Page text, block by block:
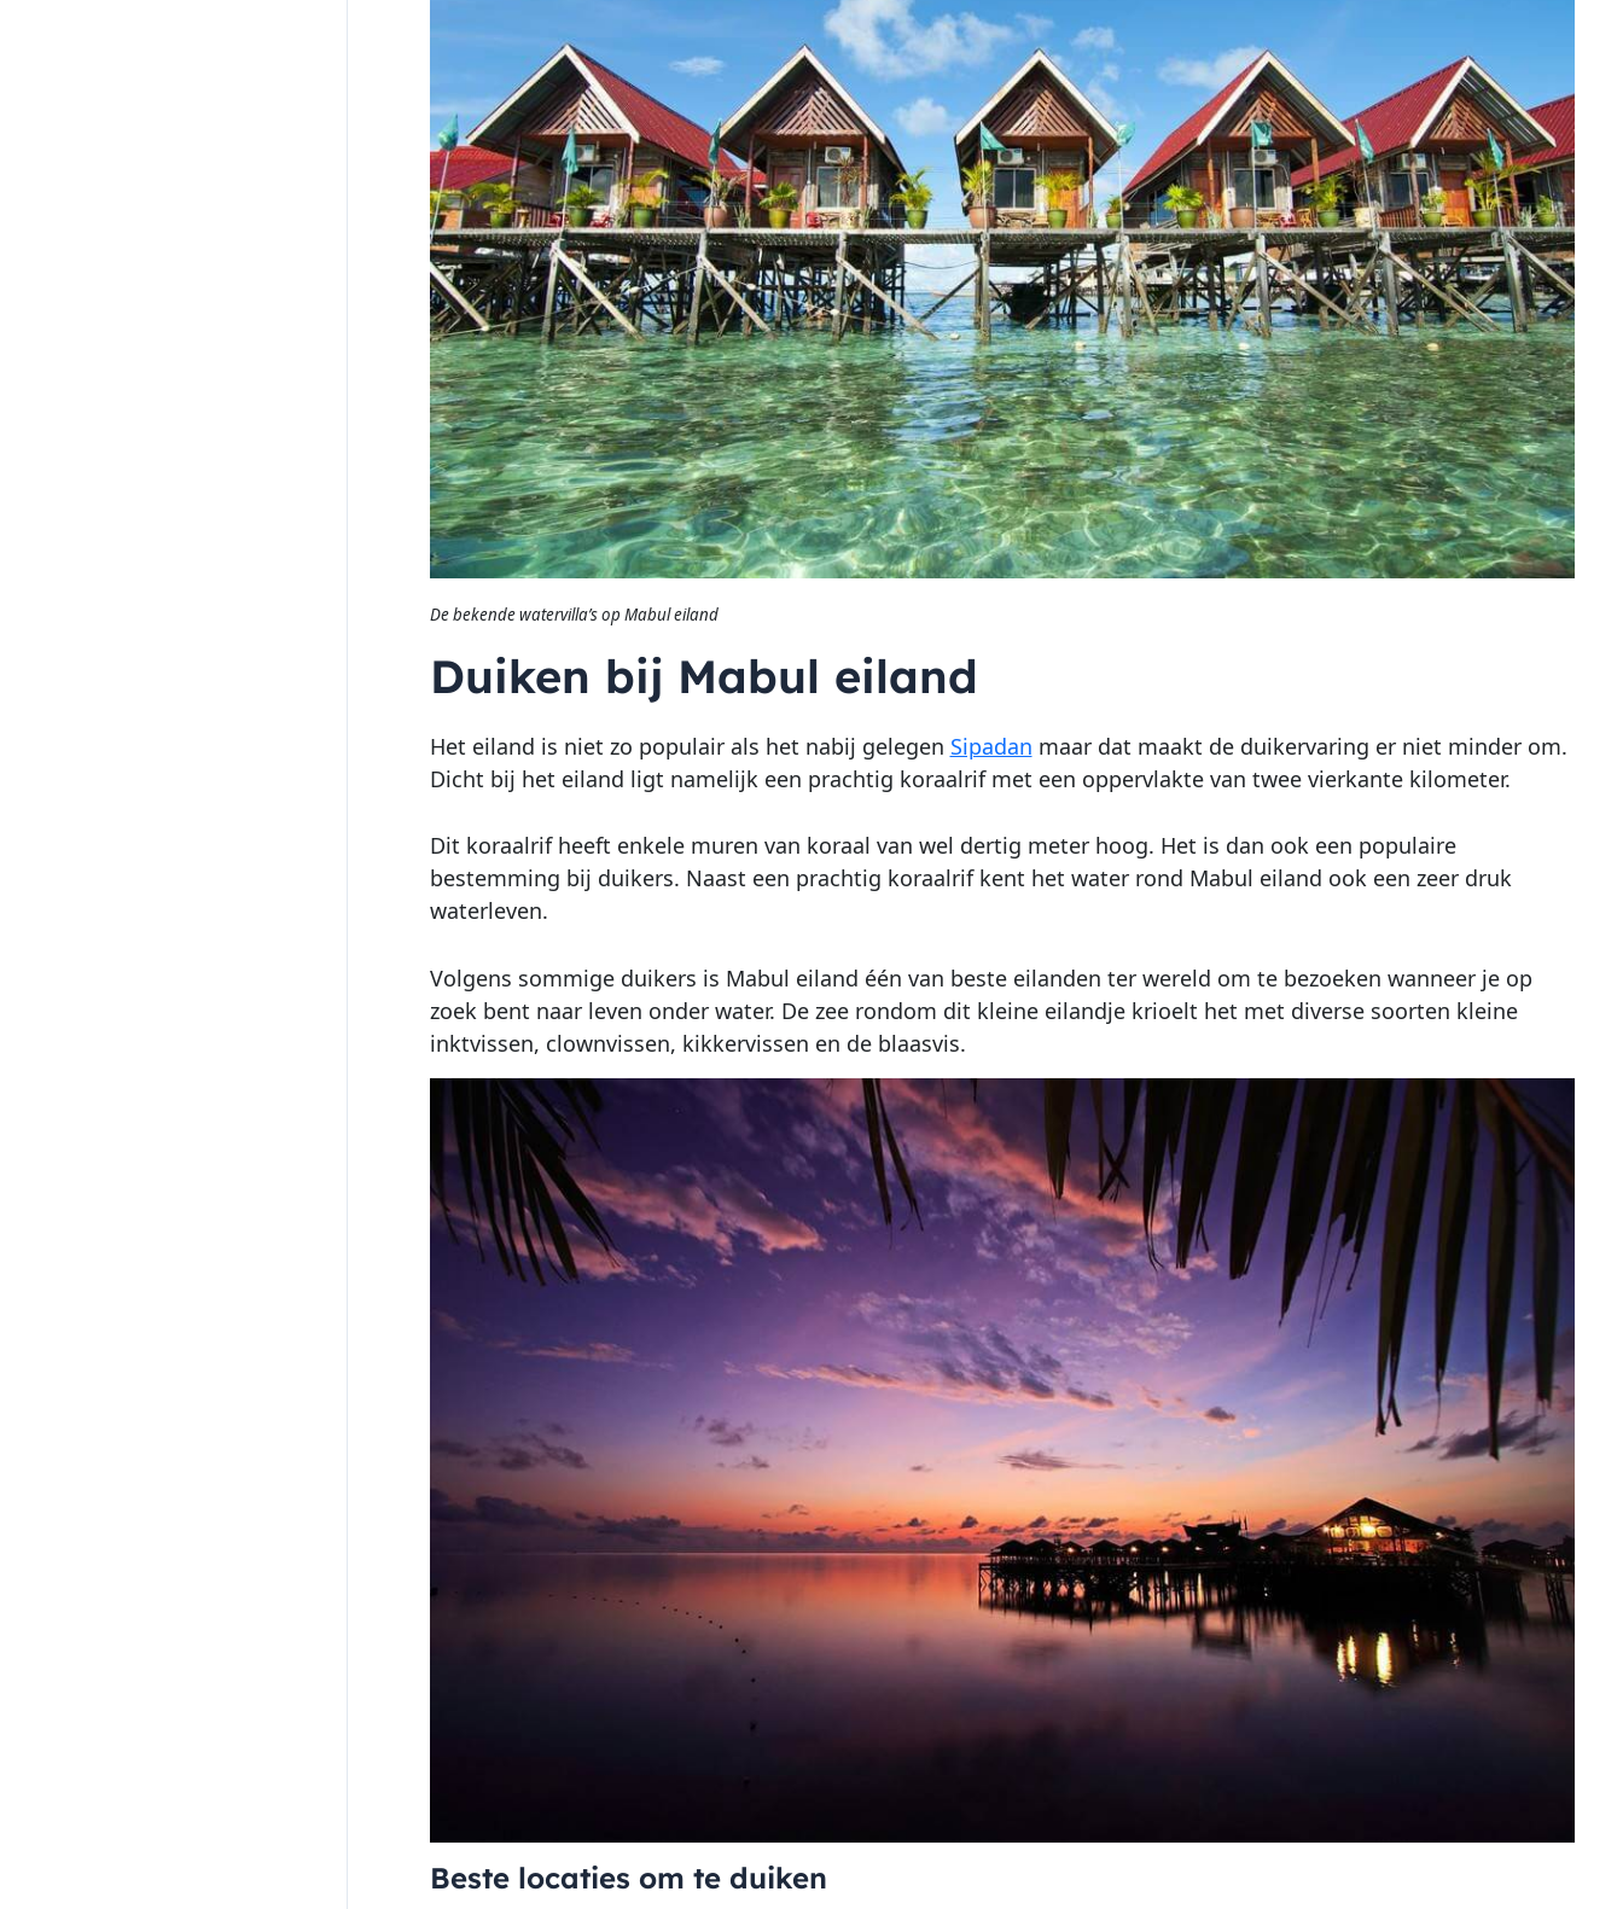
De bekende watervilla’s op Mabul eiland
Duiken bij Mabul eiland
Het eiland is niet zo populair als het nabij gelegen Sipadan maar dat maakt de duikervaring er niet minder om.
Dicht bij het eiland ligt namelijk een prachtig koraalrif met een oppervlakte van twee vierkante kilometer.
Dit koraalrif heeft enkele muren van koraal van wel dertig meter hoog. Het is dan ook een populaire
bestemming bij duikers. Naast een prachtig koraalrif kent het water rond Mabul eiland ook een zeer druk
waterleven.
Volgens sommige duikers is Mabul eiland één van beste eilanden ter wereld om te bezoeken wanneer je op
zoek bent naar leven onder water. De zee rondom dit kleine eilandje krioelt het met diverse soorten kleine
inktvissen, clownvissen, kikkervissen en de blaasvis.
Beste locaties om te duiken